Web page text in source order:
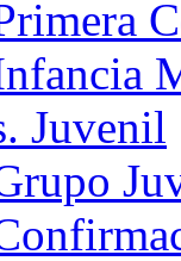
Juvenil